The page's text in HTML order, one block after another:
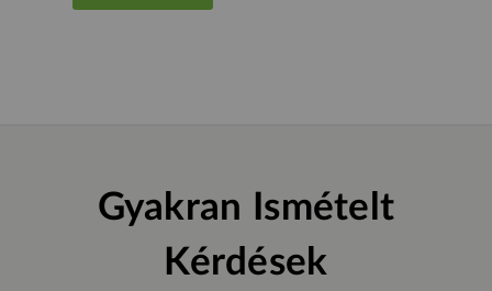
Gyakran Ismételt
Kérdések